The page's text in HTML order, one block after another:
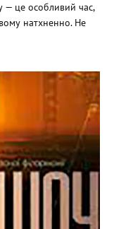
— це особливий час,
натхненно. Не